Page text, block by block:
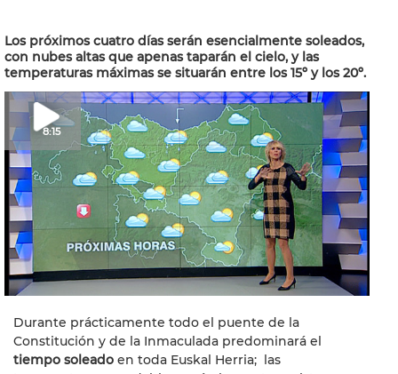
Los próximos cuatro días serán esencialmente soleados,
con nubes altas que apenas taparán el cielo, y las
temperaturas máximas se situarán entre los 15º y los 20º.
8:15
Durante prácticamente todo el puente de la
Constitución y de la Inmaculada predominará el
tiempo soleado en toda Euskal Herria; las